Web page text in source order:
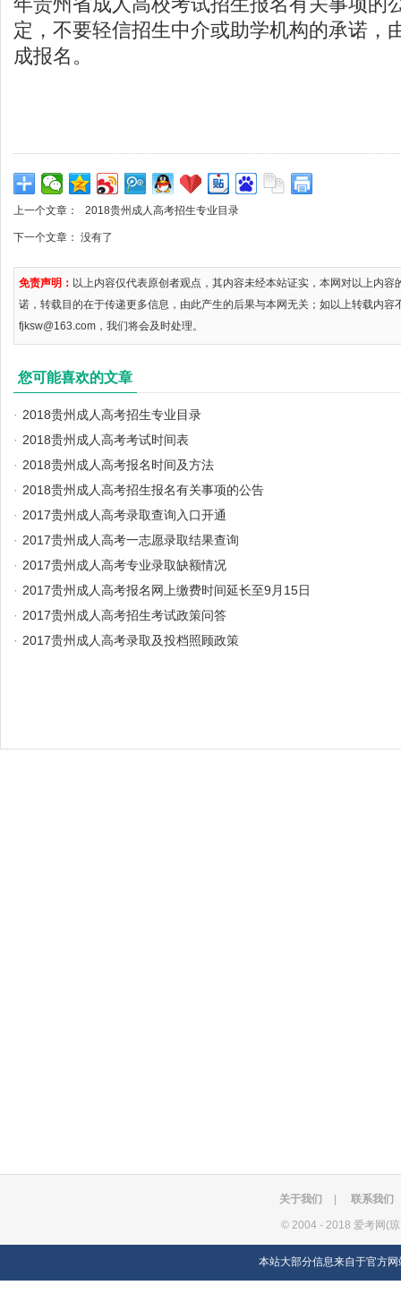
定，不要轻信招生中介或助学机构的承诺，
成报名。
上一个文章： 2018贵州成人高考招生专业目录
下一个文章： 没有了
免责声明： 以上内容仅代表原创者观点，其内容未经本站证实，本网对以上内
诺，转载目的在于传递更多信息，由此产生的后果与本网无关；如以上转载内容
fjksw@163.com，我们将会及时处理。
您可能喜欢的文章
· 2018贵州成人高考招生专业目录
· 2018贵州成人高考考试时间表
· 2018贵州成人高考报名时间及方法
· 2018贵州成人高考招生报名有关事项的公告
· 2017贵州成人高考录取查询入口开通
· 2017贵州成人高考一志愿录取结果查询
· 2017贵州成人高考专业录取缺额情况
· 2017贵州成人高考报名网上缴费时间延长至9月15日
· 2017贵州成人高考招生考试政策问答
· 2017贵州成人高考录取及投档照顾政策
关于我们 联系我们
© 2004 - 2018 爱考网(
本站大部分信息来自于官方